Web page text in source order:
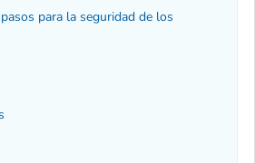
para la seguridad de los